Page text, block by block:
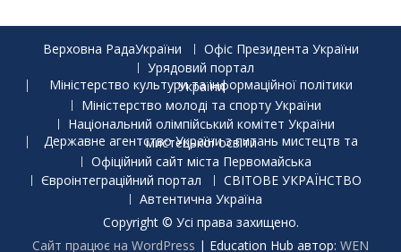
Верховна РадаУкраїни
Офіс Президента України
Урядовий портал
Міністерство культури та інформаційної політики України
Міністерство молоді та спорту України
Національний олімпійський комітет України
Державне агентство України з питань мистецтв та мистецької освіти
Офіційний сайт міста Первомайська
Євроінтеграційний портал
СВІТОВЕ УКРАЇНСТВО
Автентична Україна
Copyright © Усі права захищено.
Сайт працює на WordPress | Education Hub автор: WEN